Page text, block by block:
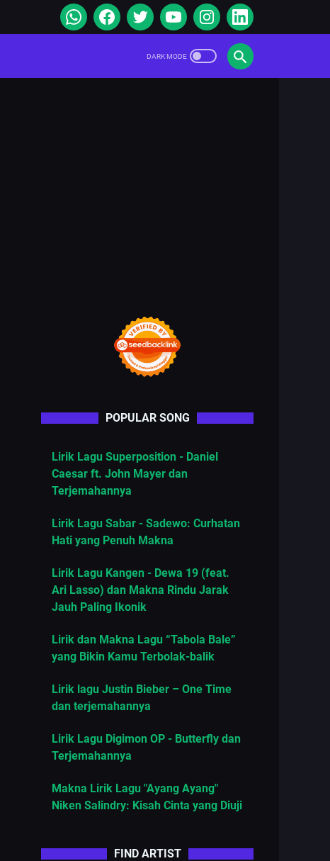
POPULAR SONG
Lirik Lagu Superposition - Daniel
Caesar ft. John Mayer dan
Terjemahannya
Lirik Lagu Sabar - Sadewo: Curhatan
Hati yang Penuh Makna
Lirik Lagu Kangen - Dewa 19 (feat.
Ari Lasso) dan Makna Rindu Jarak
Jauh Paling Ikonik
Lirik dan Makna Lagu “Tabola Bale”
yang Bikin Kamu Terbolak-balik
Lirik lagu Justin Bieber – One Time
dan terjemahannya
Lirik Lagu Digimon OP - Butterfly dan
Terjemahannya
Makna Lirik Lagu "Ayang Ayang"
Niken Salindry: Kisah Cinta yang Diuji
FIND ARTIST